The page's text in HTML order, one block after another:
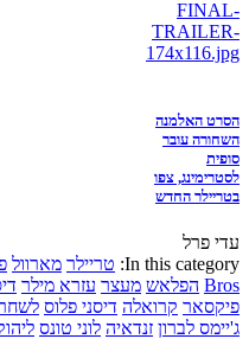
הסרט האלמנה
השחורה עובר
סופית
לסטרימינג, צפו
בטריילר החדש
עדי פרל
In this category: טריילר מארוול
Bros הפלאש מעצר עזרא מילר
פיקסאר קרואלה דיסני פלוס
ג'יימס לברון זנדאיה לוני טונס